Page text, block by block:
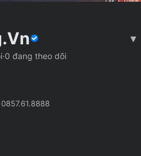
▾
·0 đang theo dõi